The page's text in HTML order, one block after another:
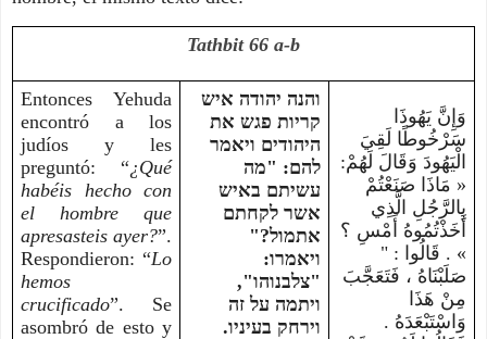
Tathbit 66 a-b
Entonces Yehuda
encontró a los
judíos y les
preguntó: “¿Qué
habéis hecho con
el hombre que
apresasteis ayer?”.
Respondieron: “Lo
hemos
crucificado”. Se
asombró de esto y
והנה יהודה איש
קריות פגש את
היהודים ויאמר
להם: "מה
עשיתם באיש
אשר לקחתם
אתמול?"
ויאמרו:
"צלבנוהו",
ויתמה על זה
וירחק בעיניו.
وَإِنَّ يَهُوذَا
سَرْخُوطًا لَقِيَ
الْيَهُودَ وَقَالَ لَهُمْ:
« مَاذَا صَنَعْتُمْ
بِالرَّجُلِ الَّذِي
أَخَذْتُمُوهُ أَمْسِ ؟
» . قَالُوا : "
صَلَبْنَاهُ ، فَتَعَجَّبَ
مِنْ هَذَا
وَاسْتَبْعَدَهُ .